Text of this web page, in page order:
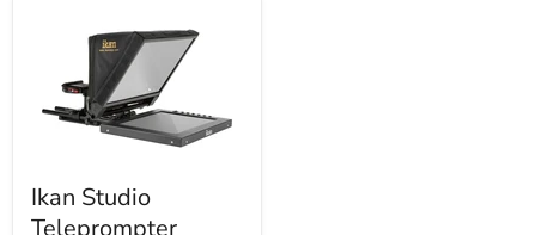
Ikan Studio
Teleprompter